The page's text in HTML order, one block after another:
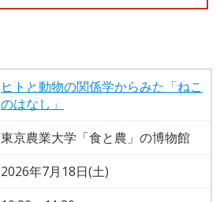
ヒトと動物の関係学からみた「ねこ
のはなし」
東京農業大学「食と農」の博物館
2026年7月18日(土)